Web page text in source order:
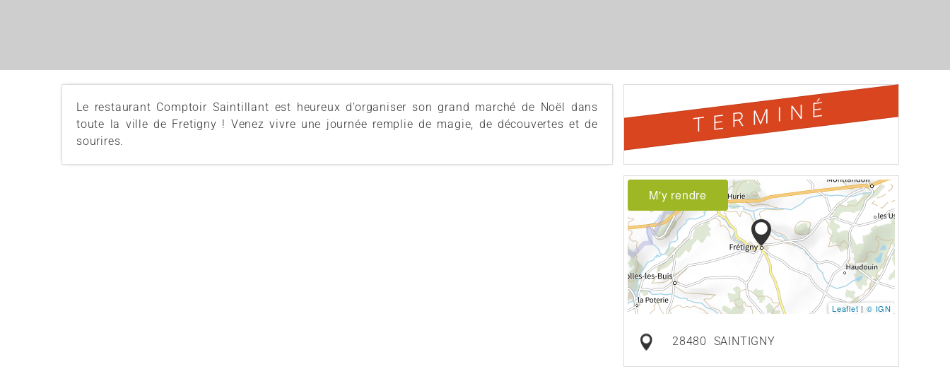
Le restaurant Comptoir Saintillant est heureux d’organiser son grand marché de Noël dans
toute la ville de Fretigny ! Venez vivre une journée remplie de magie, de découvertes et de
sourires.
TERMINÉ
M'y rendre
Leaflet | © IGN
28480 SAINTIGNY